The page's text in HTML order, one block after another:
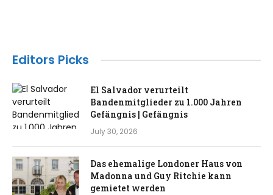
Editors Picks
El Salvador verurteilt
Bandenmitglieder zu 1.000 Jahren
Gefängnis | Gefängnis
July 30, 2026
Das ehemalige Londoner Haus von
Madonna und Guy Ritchie kann
gemietet werden